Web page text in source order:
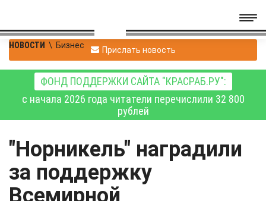
НОВОСТИ \ Бизнес Прислать новость
ФОНД ПОДДЕРЖКИ САЙТА "КРАСРАБ.РУ":
с начала 2026 года читатели перечислили 32 800
рублей
"Норникель" наградили
за поддержку
Всемирной